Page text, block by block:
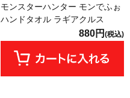
モンスターハンター モンでふぉ
ハンドタオル ラギアクルス
880円 (税込)